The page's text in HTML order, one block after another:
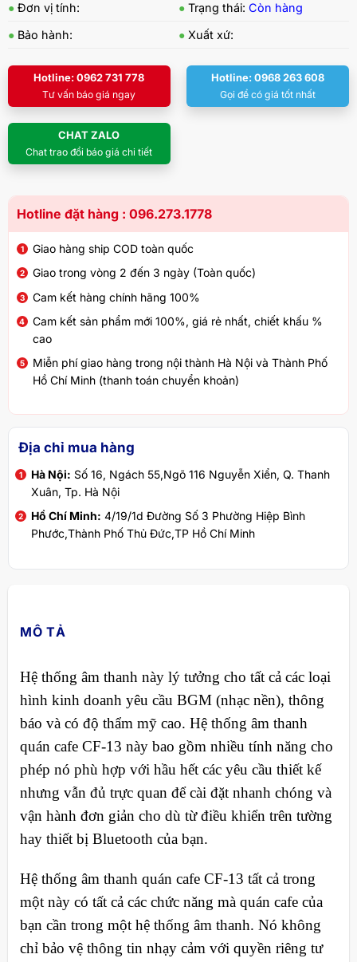
● Đơn vị tính: ● Trạng thái: Còn hàng
● Bảo hành: ● Xuất xứ:
Hotline: 0962 731 778
Tư vấn báo giá ngay
Hotline: 0968 263 608
Gọi để có giá tốt nhất
CHAT ZALO
Chat trao đổi báo giá chi tiết
Hotline đặt hàng : 096.273.1778
Giao hàng ship COD toàn quốc
Giao trong vòng 2 đến 3 ngày (Toàn quốc)
Cam kết hàng chính hãng 100%
Cam kết sản phẩm mới 100%, giá rẻ nhất, chiết khấu %
cao
Miễn phí giao hàng trong nội thành Hà Nội và Thành Phố
Hồ Chí Minh (thanh toán chuyển khoản)
Địa chỉ mua hàng
Hà Nội: Số 16, Ngách 55,Ngõ 116 Nguyễn Xiển, Q. Thanh
Xuân, Tp. Hà Nội
Hồ Chí Minh: 4/19/1d Đường Số 3 Phường Hiệp Bình
Phước,Thành Phố Thủ Đức,TP Hồ Chí Minh
MÔ TẢ
Hệ thống âm thanh này lý tưởng cho tất cả các loại
hình kinh doanh yêu cầu BGM (nhạc nền), thông
báo và có độ thẩm mỹ cao. Hệ thống âm thanh
quán cafe CF-13 này bao gồm nhiều tính năng cho
phép nó phù hợp với hầu hết các yêu cầu thiết kế
nhưng vẫn đủ trực quan để cài đặt nhanh chóng và
vận hành đơn giản cho dù từ điều khiển trên tường
hay thiết bị Bluetooth của bạn.
Hệ thống âm thanh quán cafe CF-13 tất cả trong
một này có tất cả các chức năng mà quán cafe của
bạn cần trong một hệ thống âm thanh. Nó không
chỉ bảo vệ thông tin nhạy cảm với quyền riêng tư